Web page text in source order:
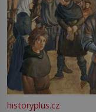
historyplus.cz